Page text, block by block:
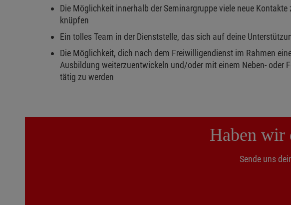
Die Möglichkeit innerhalb der Seminargruppe viele neue Kontakte
knüpfen
Ein tolles Team in der Dienststelle, das sich auf deine
Die Möglichkeit, dich nach dem Freiwilligendienst im Rahmen
Ausbildung weiterzuentwickeln und/oder mit einem Neben- oder
tätig zu werden
Haben wir
Sende uns